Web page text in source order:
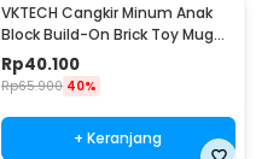
VKTECH Cangkir Minum Anak
Block Build-On Brick Toy Mug
350ml - 936SN
Rp40.100
Rp65.900 40%
+ Keranjang